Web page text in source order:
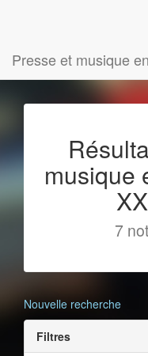
Presse et musique
musique
XX
7
Nouvelle recherche
Filtres